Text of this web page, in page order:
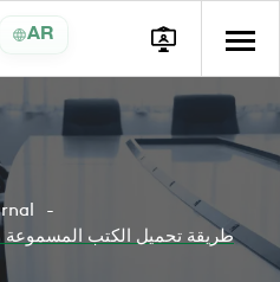
AR
طريقة تحميل الكتب